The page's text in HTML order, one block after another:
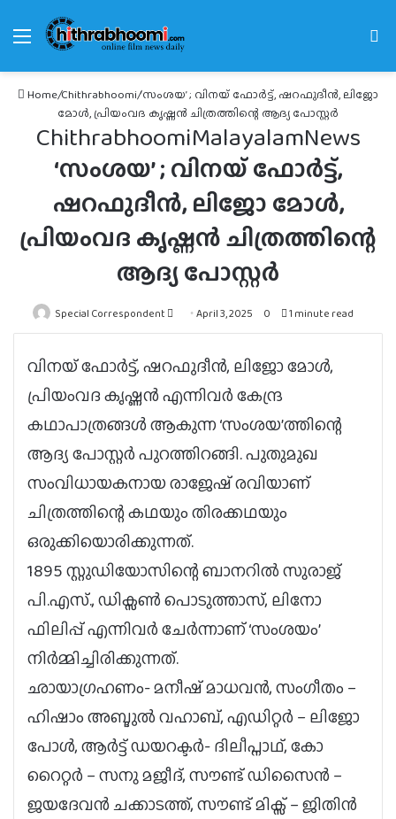
Menu
Home/Chithrabhoomi/‘സംശയ’ ; വിനയ് ഫോർട്ട്‌, ഷറഫുദീൻ, ലിജോ
മോൾ, പ്രിയംവദ കൃഷ്ണൻ ചിത്രത്തിന്റെ ആദ്യ പോസ്റ്റർ
ChithrabhoomiMalayalamNews
‘സംശയ’ ; വിനയ് ഫോർട്ട്‌,
ഷറഫുദീൻ, ലിജോ മോൾ,
പ്രിയംവദ കൃഷ്ണൻ ചിത്രത്തിന്റെ
ആദ്യ പോസ്റ്റർ
Special Correspondent
Send
an
April 3, 2025 0 1 minute read
വിനയ് ഫോർട്ട്‌, ഷറഫുദീൻ, ലിജോ മോൾ,
പ്രിയംവദ കൃഷ്ണൻ എന്നിവർ കേന്ദ്ര
കഥാപാത്രങ്ങൾ ആകുന്ന ‘സംശയ’ത്തിന്റെ
ആദ്യ പോസ്റ്റർ പുറത്തിറങ്ങി. പുതുമുഖ
സംവിധായകനായ രാജേഷ് രവിയാണ്
ചിത്രത്തിന്റെ കഥയും തിരക്കഥയും
ഒരുക്കിയൊരിക്കുന്നത്.
1895 സ്റ്റുഡിയോസിന്റെ ബാനറിൽ സുരാജ്
പി.എസ്., ഡിക്സൺ പൊടുത്താസ്, ലിനോ
ഫിലിപ്പ് എന്നിവർ ചേർന്നാണ് ‘സംശയം’
നിർമ്മിച്ചിരിക്കുന്നത്.
ഛായാഗ്രഹണം- മനീഷ് മാധവൻ, സംഗീതം –
ഹിഷാം അബ്ദുൽ വഹാബ്, എഡിറ്റർ – ലിജോ
പോൾ, ആർട്ട് ഡയറക്ടർ- ദിലീപ്നാഥ്, കോ
റൈറ്റർ – സനു മജീദ്, സൗണ്ട് ഡിസൈൻ –
ജയദേവൻ ചക്കാടത്ത്, സൗണ്ട് മിക്സ് – ജിതിൻ